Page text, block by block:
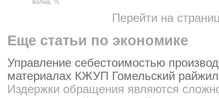
волна, %
Перейти на
Еще статьи по экономике
Управление себестоимостью
материалах КЖУП Гомельский
Издержки обращения являются